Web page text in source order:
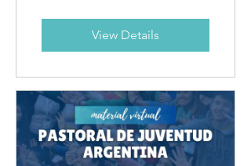
View Details